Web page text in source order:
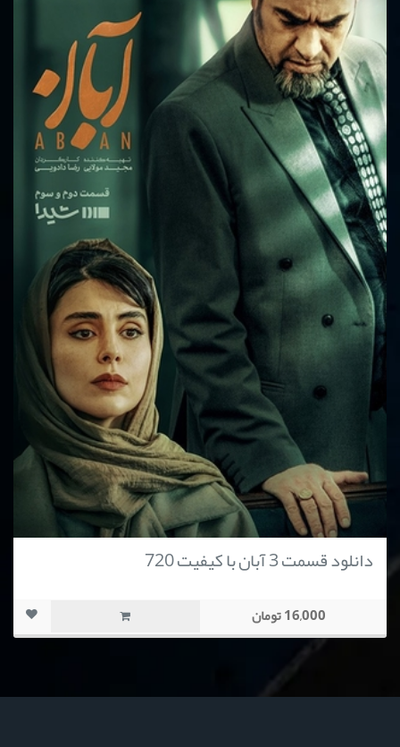
دانلود قسمت 3 آبان با کیفیت 720
16,000 تومان